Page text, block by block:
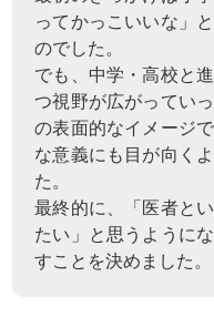
ってかっこいいな」
のでした。
でも、中学・高校と
つ視野が広がってい
の表面的なイメージ
な意義にも目が向く
た。
最終的に、「医者と
たい」と思うように
すことを決めました。